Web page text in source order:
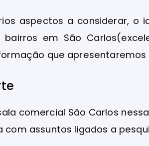
aspectos a considerar, o
bairros em São
que apresentaremos
comercial São Carlos
com assuntos ligados a